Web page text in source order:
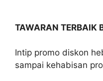
TAWARAN TERBAIK
Intip promo diskon
sampai kehabisan